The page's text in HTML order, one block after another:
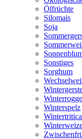
Ölfrüchte
Silomais
Soja
Sonstiges
Sorghum
Winterspelz